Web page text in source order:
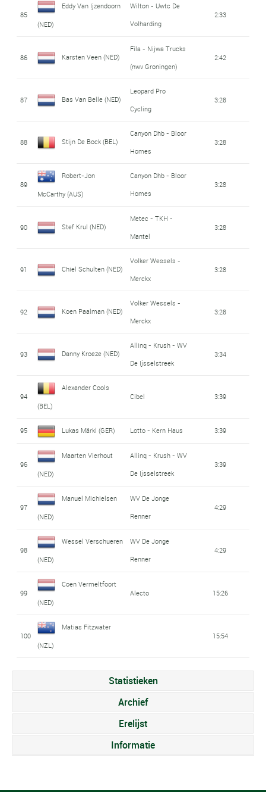
85
Eddy Van Ijzendoorn
(NED)
Wilton - Uwtc De
Volharding
2:33
86 Karsten Veen (NED)
Fila - Nijwa Trucks
(nwv Groningen)
2:42
87 Bas Van Belle (NED)
Leopard Pro
Cycling
3:28
88 Stijn De Bock (BEL)
Canyon Dhb - Bloor
Homes
3:28
89
Robert-Jon
McCarthy (AUS)
Canyon Dhb - Bloor
Homes
3:28
90 Stef Krul (NED)
Metec - TKH -
Mantel
3:28
91 Chiel Schulten (NED)
Volker Wessels -
Merckx
3:28
92 Koen Paalman (NED)
Volker Wessels -
Merckx
3:28
93 Danny Kroeze (NED)
Allinq - Krush - WV
De Ijsselstreek
3:34
94
Alexander Cools
(BEL)
Cibel 3:39
95 Lukas Märkl (GER) Lotto - Kern Haus 3:39
96
Maarten Vierhout
(NED)
Allinq - Krush - WV
De Ijsselstreek
3:39
97
Manuel Michielsen
(NED)
WV De Jonge
Renner
4:29
98
Wessel Verschueren
(NED)
WV De Jonge
Renner
4:29
99
Coen Vermeltfoort
(NED)
Alecto 15:26
100
Matias Fitzwater
(NZL)
15:54
Statistieken
Archief
Erelijst
Informatie